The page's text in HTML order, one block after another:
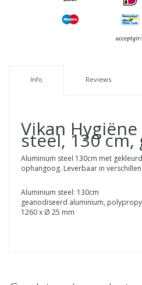
Info Reviews
Vikan
steel, 130 cm,
Aluminium steel 130cm met
ophangoog. Leverbaar in
Aluminium steel: 130cm
geanodiseerd aluminium,
1260 x Ø 25 mm